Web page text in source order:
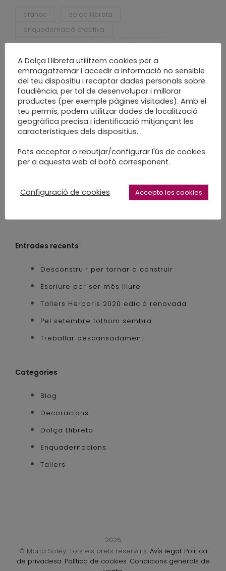
afanoc
dolça llibreta
enquadernació creativa
enquadernacio sabadell
fet a mà
fet a mida
fet a poc a poc
garlanda de tardor
handmade
sabadell
slow craft
slow made
taller
taller a mida
taller de tardor
taller familiar
tallers barcelona
tallers creatius
tallers d'art
tallers infantils
tallers sabadell workshop
Entrades recents
Desconstruir per tornar a construir
Escriure per ser més lliure
Tallers Herbaris 2020 edició renovada
Pel setembre tothom sembra
Treballar descansadament
Categories
Blog
Decoracions
Dolça Llibreta
Enquadernacions
Tallers
2026
© Marta Soley. Tots els drets reservats. Avís legal. Política
de privadesa. Política de cookies. Condicions generals de
A Dolça Llibreta utilitzem cookies per a
emmagatzemar i accedir a informació no sensible
del teu dispositiu i recaptar dades personals sobre
l'audiència, per tal de desenvolupar i millorar
productes (per exemple pàgines visitades). Amb el
teu permís, podem utilitzar dades de localització
geogràfica precisa i identificació mitjançant les
característiques dels dispositius.
Pots acceptar o rebutjar/configurar l'ús de cookies
per a aquesta web al botó corresponent.
Configuració de cookies Accepto les cookies